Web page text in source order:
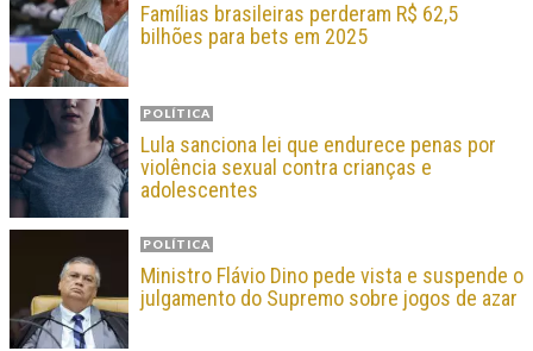
Famílias brasileiras perderam R$ 62,5
bilhões para bets em 2025
POLÍTICA
Lula sanciona lei que endurece penas por
violência sexual contra crianças e
adolescentes
POLÍTICA
Ministro Flávio Dino pede vista e suspende o
julgamento do Supremo sobre jogos de azar